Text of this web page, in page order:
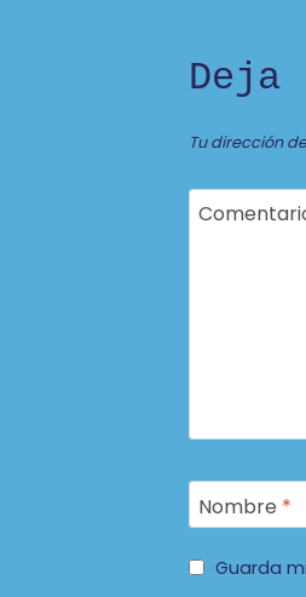
Deja
Tu dirección
Nombre *
Guarda